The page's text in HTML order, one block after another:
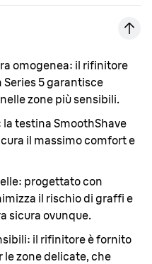
omogenea: il rifinitore
Series 5 garantisce
zone più sensibili.
la testina SmoothShave
il massimo comfort e
progettato con
il rischio di graffi e
sicura ovunque.
il rifinitore è fornito
zone delicate, che